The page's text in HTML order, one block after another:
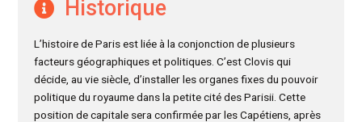
Historique
L’histoire de Paris est liée à la conjonction de plusieurs
facteurs géographiques et politiques. C’est Clovis qui
décide, au vie siècle, d’installer les organes fixes du pouvoir
politique du royaume dans la petite cité des Parisii. Cette
position de capitale sera confirmée par les Capétiens, après